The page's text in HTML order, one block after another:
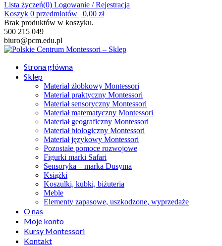
Lista życzeń(0) Logowanie / Rejestracja
Koszyk 0 przedmiotów | 0,00 zł
Brak produktów w koszyku.
500 215 049
biuro@pcm.edu.pl
Strona główna
Sklep
Materiał żłobkowy Montessori
Materiał praktyczny Montessori
Materiał sensoryczny Montessori
Materiał matematyczny Montessori
Materiał geograficzny Montessori
Materiał biologiczny Montessori
Materiał językowy Montessori
Pozostałe pomoce rozwojowe
Figurki marki Safari
Sensoryka – marka Dusyma
Książki
Koszulki, kubki, biżuteria
Meble
Elementy zapasowe, uszkodzone, wyprzedaże
O nas
Moje konto
Kursy Montessori
Kontakt